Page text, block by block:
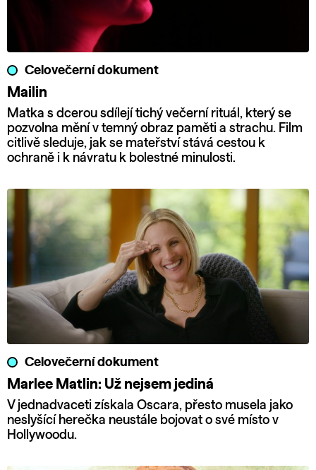
Celovečerní dokument
Mailin
Matka s dcerou sdílejí tichý večerní rituál, který se
pozvolna mění v temný obraz paměti a strachu. Film
citlivě sleduje, jak se mateřství stává cestou k
ochraně i k návratu k bolestné minulosti.
Celovečerní dokument
Marlee Matlin: Už nejsem jediná
V jednadvaceti získala Oscara, přesto musela jako
neslyšící herečka neustále bojovat o své místo v
Hollywoodu.